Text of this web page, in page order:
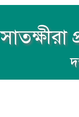
সাতক্ষীরা